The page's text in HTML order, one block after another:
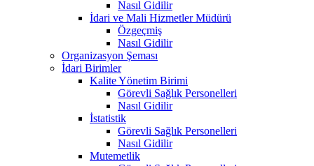
Nasıl Gidilir
İdari ve Mali Hizmetler Müdürü
Özgeçmiş
Nasıl Gidilir
Organizasyon Şeması
İdari Birimler
Kalite Yönetim Birimi
Görevli Sağlık Personelleri
Nasıl Gidilir
İstatistik
Görevli Sağlık Personelleri
Nasıl Gidilir
Mutemetlik